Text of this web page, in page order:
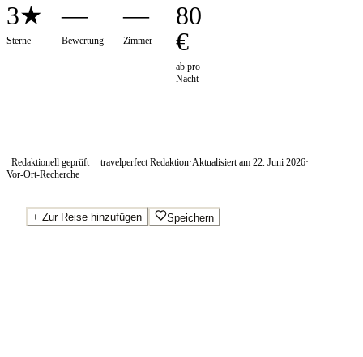
3★
Sterne
—
Bewertung
—
Zimmer
80
€
ab pro
Nacht
Redaktionell geprüft travelperfect Redaktion·Aktualisiert am 22. Juni 2026·
Vor-Ort-Recherche
+ Zur Reise hinzufügen Speichern